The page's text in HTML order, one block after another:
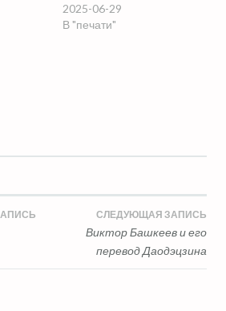
2025-06-29
В "печати"
СЛЕДУЮЩАЯ ЗАПИСЬ
Виктор Башкеев и его
перевод Даодэцзина